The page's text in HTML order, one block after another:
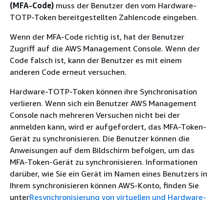
(MFA-Code) muss der Benutzer den vom Hardware-
TOTP-Token bereitgestellten Zahlencode eingeben.
Wenn der MFA-Code richtig ist, hat der Benutzer
Zugriff auf die AWS Management Console. Wenn der
Code falsch ist, kann der Benutzer es mit einem
anderen Code erneut versuchen.
Hardware-TOTP-Token können ihre Synchronisation
verlieren. Wenn sich ein Benutzer AWS Management
Console nach mehreren Versuchen nicht bei der
anmelden kann, wird er aufgefordert, das MFA-Token-
Gerät zu synchronisieren. Die Benutzer können die
Anweisungen auf dem Bildschirm befolgen, um das
MFA-Token-Gerät zu synchronisieren. Informationen
darüber, wie Sie ein Gerät im Namen eines Benutzers in
Ihrem synchronisieren können AWS-Konto, finden Sie
unterResynchronisierung von virtuellen und Hardware-